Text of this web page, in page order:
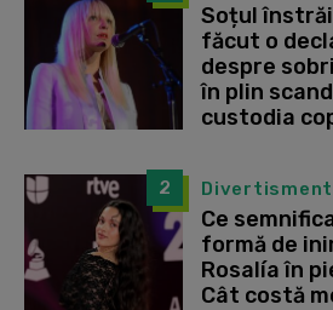
Soțul
făcut o
despre
în plin
custodia
2 Divertisment
Ce
formă de
Rosalía în
Cât costă